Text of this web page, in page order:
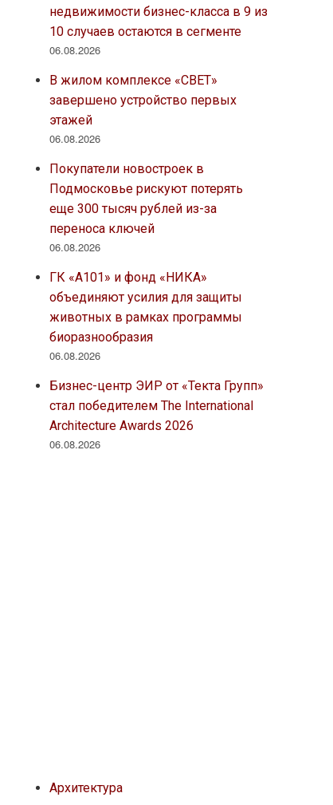
недвижимости бизнес-класса в 9 из
10 случаев остаются в сегменте
06.08.2026
В жилом комплексе «СВЕТ»
завершено устройство первых
этажей
06.08.2026
Покупатели новостроек в
Подмосковье рискуют потерять
еще 300 тысяч рублей из-за
переноса ключей
06.08.2026
ГК «А101» и фонд «НИКА»
объединяют усилия для защиты
животных в рамках программы
биоразнообразия
06.08.2026
Бизнес-центр ЭИР от «Текта Групп»
стал победителем The International
Architecture Awards 2026
06.08.2026
Архитектура